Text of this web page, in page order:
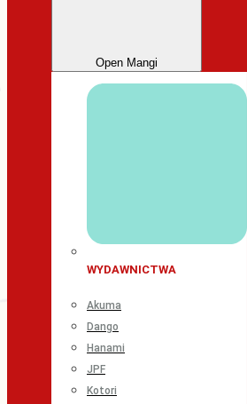
Open Mangi
WYDAWNICTWA
Akuma
Dango
Hanami
JPF
Kotori